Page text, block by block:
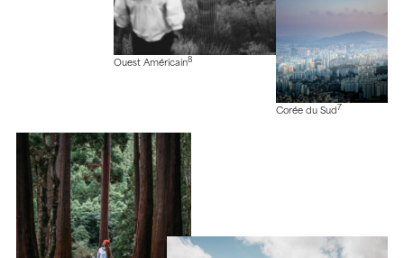
Ouest Américain8
Corée du Sud 7